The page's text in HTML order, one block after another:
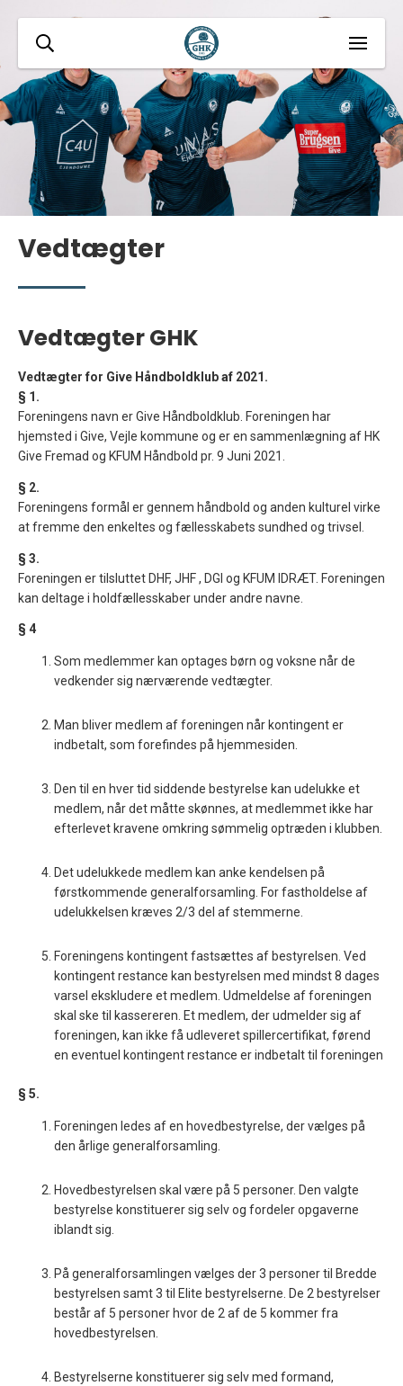
Vedtægter
Vedtægter GHK
Vedtægter for Give Håndboldklub af 2021.
§ 1.
Foreningens navn er Give Håndboldklub. Foreningen har
hjemsted i Give, Vejle kommune og er en sammenlægning af HK
Give Fremad og KFUM Håndbold pr. 9 Juni 2021.
§ 2.
Foreningens formål er gennem håndbold og anden kulturel virke
at fremme den enkeltes og fællesskabets sundhed og trivsel.
§ 3.
Foreningen er tilsluttet DHF, JHF , DGI og KFUM IDRÆT. Foreningen
kan deltage i holdfællesskaber under andre navne.
§ 4
Som medlemmer kan optages børn og voksne når de
vedkender sig nærværende vedtægter.
Man bliver medlem af foreningen når kontingent er
indbetalt, som forefindes på hjemmesiden.
Den til en hver tid siddende bestyrelse kan udelukke et
medlem, når det måtte skønnes, at medlemmet ikke har
efterlevet kravene omkring sømmelig optræden i klubben.
Det udelukkede medlem kan anke kendelsen på
førstkommende generalforsamling. For fastholdelse af
udelukkelsen kræves 2/3 del af stemmerne.
Foreningens kontingent fastsættes af bestyrelsen. Ved
kontingent restance kan bestyrelsen med mindst 8 dages
varsel ekskludere et medlem. Udmeldelse af foreningen
skal ske til kassereren. Et medlem, der udmelder sig af
foreningen, kan ikke få udleveret spillercertifikat, førend
en eventuel kontingent restance er indbetalt til foreningen
§ 5.
Foreningen ledes af en hovedbestyrelse, der vælges på
den årlige generalforsamling.
Hovedbestyrelsen skal være på 5 personer. Den valgte
bestyrelse konstituerer sig selv og fordeler opgaverne
iblandt sig.
På generalforsamlingen vælges der 3 personer til Bredde
bestyrelsen samt 3 til Elite bestyrelserne. De 2 bestyrelser
består af 5 personer hvor de 2 af de 5 kommer fra
hovedbestyrelsen.
Bestyrelserne konstituerer sig selv med formand,